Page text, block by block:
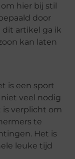
hier bij stil
door
dit artikel ga ik
kan laten
is een sport
veel nodig
verplicht om
te
Het is
leuke tijd